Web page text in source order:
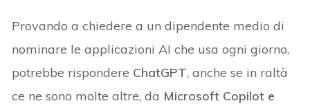
Provando a chiedere a un dipendente medio di
nominare le applicazioni AI che usa ogni giorno,
potrebbe rispondere ChatGPT, anche se in raltà
ce ne sono molte altre, da Microsoft Copilot e